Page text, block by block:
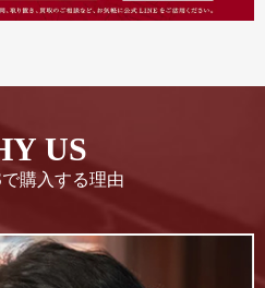
US
購入する理由